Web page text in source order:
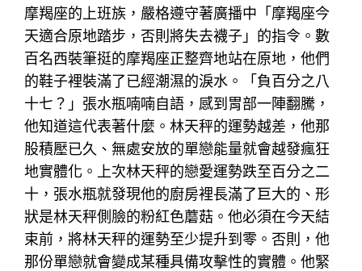
摩羯座的上班族，嚴格遵守著廣播中「摩羯座今
天適合原地踏步，否則將失去襪子」的指令。數
百名西裝筆挺的摩羯座正整齊地站在原地，他們
的鞋子裡裝滿了已經潮濕的淚水。「負百分之八
十七？」張水瓶喃喃自語，感到胃部一陣翻騰，
他知道這代表著什麼。林天秤的運勢越差，他那
股積壓已久、無處安放的單戀能量就會越發瘋狂
地實體化。上次林天秤的戀愛運勢跌至百分之二
十，張水瓶就發現他的廚房裡長滿了巨大的、形
狀是林天秤側臉的粉紅色蘑菇。他必須在今天結
束前，將林天秤的運勢至少提升到零。否則，他
那份單戀就會變成某種具備攻擊性的實體。他緊